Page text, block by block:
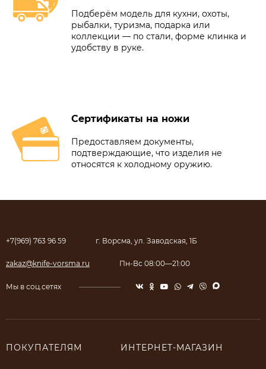
Подберём модель для кухни, охоты,
рыбалки, туризма, подарка или
коллекции — по стали, форме клинка и
удобству в руке.
Сертификаты на ножи
Предоставляем документы,
подтверждающие, что изделия не
относятся к холодному оружию.
+7(969) 763 96 59 г. Ворсма, ул. Заводская, 1Б
zakaz@knife-vorsma.ru Пн-Вс 08:00—21:00
Мы в соц.сетях
ПОКУПАТЕЛЯМ ИНТЕРНЕТ-МАГАЗИН